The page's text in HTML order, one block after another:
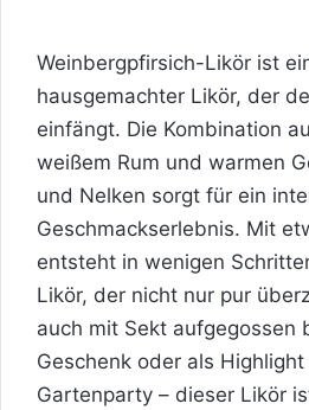
Weinbergpfirsich-Likör ist
hausgemachter Likör, der
einfängt. Die Kombination
weißem Rum und warmen
und Nelken sorgt für ein
Geschmackserlebnis. Mit
entsteht in wenigen
Likör, der nicht nur pur
auch mit Sekt aufgegossen
Geschenk oder als
Gartenparty – dieser Likör